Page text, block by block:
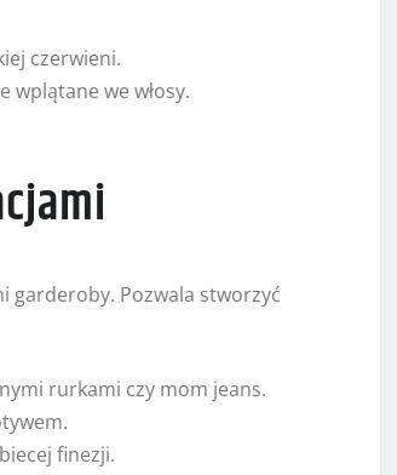
czerwieni.
we włosy.
garderoby. Pozwala stworzyć
rurkami czy mom jeans.
finezji.